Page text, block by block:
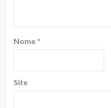
Nome *
Site